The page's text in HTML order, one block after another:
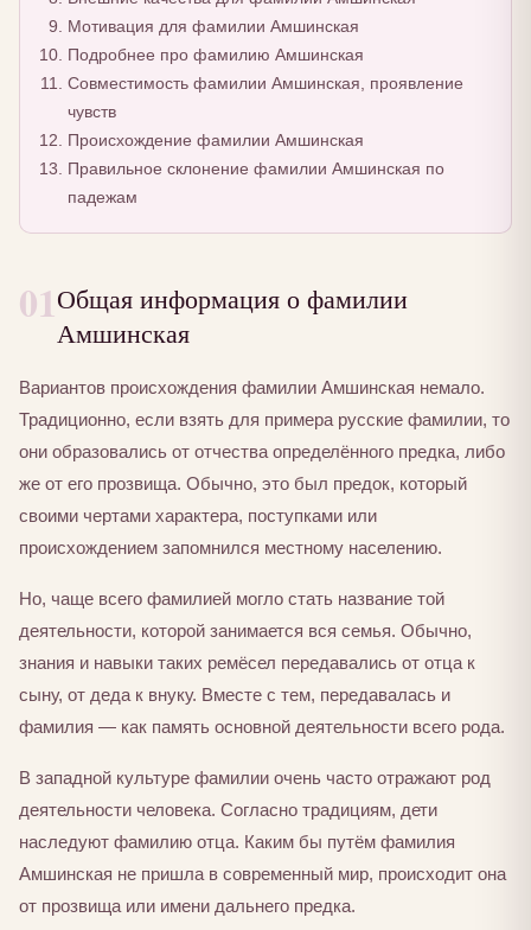
Мотивация для фамилии Амшинская
Подробнее про фамилию Амшинская
Совместимость фамилии Амшинская, проявление
чувств
Происхождение фамилии Амшинская
Правильное склонение фамилии Амшинская по
падежам
01Общая информация о фамилии
Амшинская
Вариантов происхождения фамилии Амшинская немало.
Традиционно, если взять для примера русские фамилии, то
они образовались от отчества определённого предка, либо
же от его прозвища. Обычно, это был предок, который
своими чертами характера, поступками или
происхождением запомнился местному населению.
Но, чаще всего фамилией могло стать название той
деятельности, которой занимается вся семья. Обычно,
знания и навыки таких ремёсел передавались от отца к
сыну, от деда к внуку. Вместе с тем, передавалась и
фамилия — как память основной деятельности всего рода.
В западной культуре фамилии очень часто отражают род
деятельности человека. Согласно традициям, дети
наследуют фамилию отца. Каким бы путём фамилия
Амшинская не пришла в современный мир, происходит она
от прозвища или имени дальнего предка.